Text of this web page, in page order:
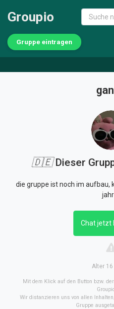
Groupio
Gruppe eintragen
🇩🇪Dieser
die gruppe ist noch im aufbau,
Chat jetzt
Alter
Mit dem Klick auf den Button bzw.
Wir distanzieren uns von allen
Gruppe